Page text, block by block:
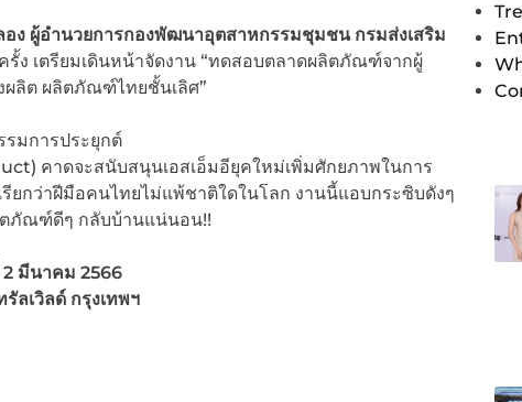
อง ผู้อำนวยการกองพัฒนาอุตสาหกรรมชุมชน กรมส่งเสริม
ง เตรียมเดินหน้าจัดงาน “ทดสอบตลาดผลิตภัณฑ์จากผู้
ผลิต ผลิตภัณฑ์ไทยชั้นเลิศ”
มการประยุกต์
คาดจะสนับสนุนเอสเอ็มอียุคใหม่เพิ่มศักยภาพในการ
ยกว่าฝีมือคนไทยไม่แพ้ชาติใดในโลก งานนี้แอบกระซิบดังๆ
ตภัณฑ์ดีๆ กลับบ้านแน่นอน!!
2 มีนาคม 2566
ลเวิลด์ กรุงเทพฯ